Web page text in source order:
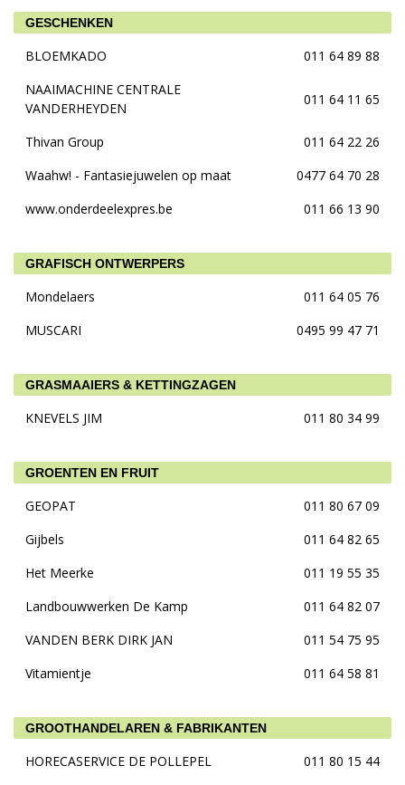
GESCHENKEN
BLOEMKADO
011 64 89 88
NAAIMACHINE CENTRALE
VANDERHEYDEN
011 64 11 65
Thivan Group
011 64 22 26
Waahw! - Fantasiejuwelen op maat
0477 64 70 28
www.onderdeelexpres.be
011 66 13 90
GRAFISCH ONTWERPERS
Mondelaers
011 64 05 76
MUSCARI
0495 99 47 71
GRASMAAIERS & KETTINGZAGEN
KNEVELS JIM 011 80 34 99
GROENTEN EN FRUIT
GEOPAT
011 80 67 09
Gijbels
011 64 82 65
Het Meerke
011 19 55 35
Landbouwwerken De Kamp
011 64 82 07
VANDEN BERK DIRK JAN
011 54 75 95
Vitamientje
011 64 58 81
GROOTHANDELAREN & FABRIKANTEN
HORECASERVICE DE POLLEPEL
011 80 15 44